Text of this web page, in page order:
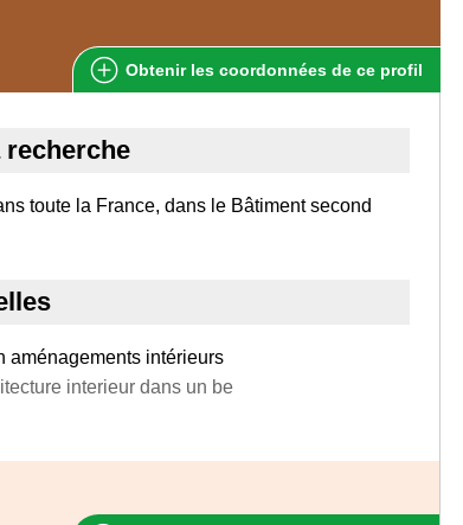
Obtenir les coordonnées de ce profil
recherche
toute la France, dans le Bâtiment second
aménagements intérieurs
interieur dans un be